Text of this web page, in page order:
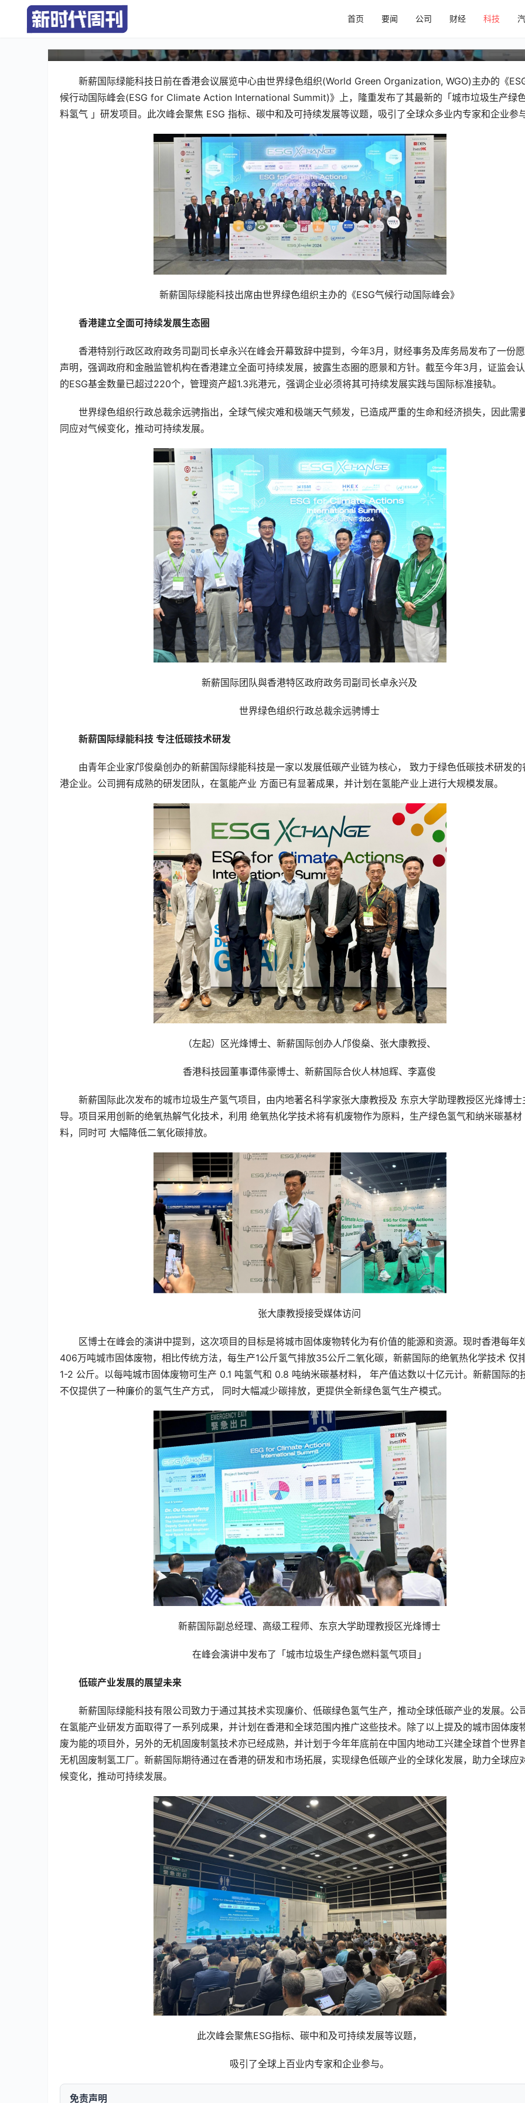
首页 要闻 公司 财经 科技
新薪国际亮相气候行动国际峰会 发布城市垃圾产氢转废为能项目
新薪国际绿能科技日前在香港会议展览中心由世界绿色组织(World Green Organization, WGO)主办的《
候行动国际峰会(ESG for Climate Action International Summit)》上，隆重发布了其最新的「城市垃圾生产绿
料氢气 」研发项目。此次峰会聚焦 ESG 指标、碳中和及可持续发展等议题，吸引了全球众多业内专家和企业参与
新薪国际绿能科技出席由世界绿色组织主办的《ESG气候行动国际峰会》
香港建立全面可持续发展生态圈
香港特别行政区政府政务司副司长卓永兴在峰会开幕致辞中提到，今年3月，财经事务及库务局发布了一份
声明，强调政府和金融监管机构在香港建立全面可持续发展，披露生态圈的愿景和方针。截至今年3月，证监会
的ESG基金数量已超过220个，管理资产超1.3兆港元，强调企业必须将其可持续发展实践与国际标准接轨。
世界绿色组织行政总裁余远骋指出，全球气候灾难和极端天气频发，已造成严重的生命和经济损失，因此需
同应对气候变化，推动可持续发展。
新薪国际团队與香港特区政府政务司副司长卓永兴及
世界绿色组织行政总裁余远骋博士
新薪国际绿能科技 专注低碳技术研发
由青年企业家邝俊燊创办的新薪国际绿能科技是一家以发展低碳产业链为核心， 致力于绿色低碳技术研发的
港企业。公司拥有成熟的研发团队，在氢能产业 方面已有显著成果，并计划在氢能产业上进行大规模发展。
（左起）区光烽博士、新薪国际创办人邝俊燊、张大康教授、
香港科技园董事谭伟豪博士、新薪国际合伙人林旭辉、李嘉俊
新薪国际此次发布的城市垃圾生产氢气项目，由内地著名科学家张大康教授及 东京大学助理教授区光烽博士
导。项目采用创新的绝氧热解气化技术，利用 绝氧热化学技术将有机废物作为原料，生产绿色氢气和纳米碳基材
料，同时可 大幅降低二氧化碳排放。
张大康教授接受媒体访问
区博士在峰会的演讲中提到，这次项目的目标是将城市固体废物转化为有价值的能源和资源。现时香港每年
406万吨城市固体废物，相比传统方法，每生产1公斤氢气排放35公斤二氧化碳，新薪国际的绝氧热化学技术 仅
1-2 公斤。以每吨城市固体废物可生产 0.1 吨氢气和 0.8 吨纳米碳基材料， 年产值达数以十亿元计。新薪国际的
不仅提供了一种廉价的氢气生产方式， 同时大幅减少碳排放，更提供全新绿色氢气生产模式。
新薪国际副总经理、高级工程师、东京大学助理教授区光烽博士
在峰会演讲中发布了「城市垃圾生产绿色燃料氢气项目」
低碳产业发展的展望未来
新薪国际绿能科技有限公司致力于通过其技术实现廉价、低碳绿色氢气生产，推动全球低碳产业的发展。公
在氢能产业研发方面取得了一系列成果，并计划在香港和全球范围内推广这些技术。除了以上提及的城市固体废
废为能的项目外，另外的无机固废制氢技术亦已经成熟，并计划于今年年底前在中国内地动工兴建全球首个世界
无机固废制氢工厂。新薪国际期待通过在香港的研发和市场拓展，实现绿色低碳产业的全球化发展，助力全球应
候变化，推动可持续发展。
此次峰会聚焦ESG指标、碳中和及可持续发展等议题，
吸引了全球上百业内专家和企业参与。
免责声明